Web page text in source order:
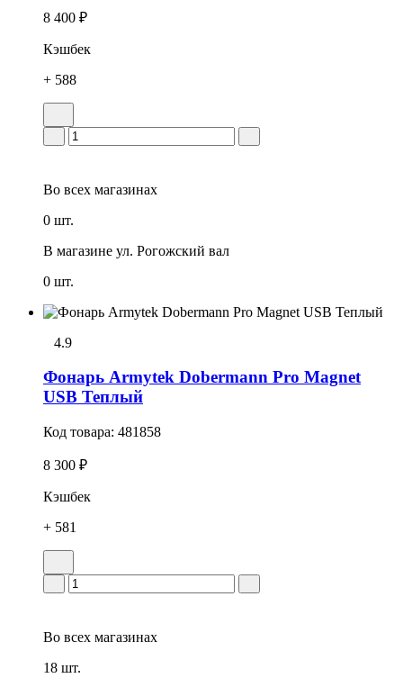
8 400 ₽
Кэшбек
+ 588
Во всех магазинах
0 шт.
В магазине ул. Рогожский вал
0 шт.
4.9
Фонарь Armytek Dobermann Pro Magnet
USB Теплый
Код товара: 481858
8 300 ₽
Кэшбек
+ 581
Во всех магазинах
18 шт.